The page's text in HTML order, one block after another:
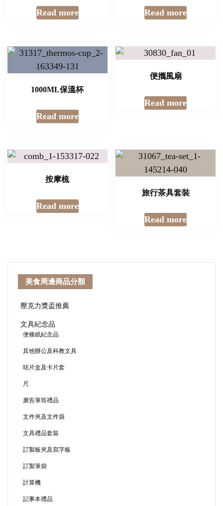
Read more Read more
1000ML保溫杯
Read more
便攜風扇
Read more
按摩梳
Read more
旅行茶具套裝
Read more
美食周邊商品分類
壓克力獎盃推薦
文具紀念品
便條紙紀念品
其他辦公及科教文具
咭片盒及卡片套
尺
廣告筆筒禮品
文件夾及文件袋
文具禮品套裝
訂製板夾及寫字板
訂製筆袋
計算機
記事本禮品